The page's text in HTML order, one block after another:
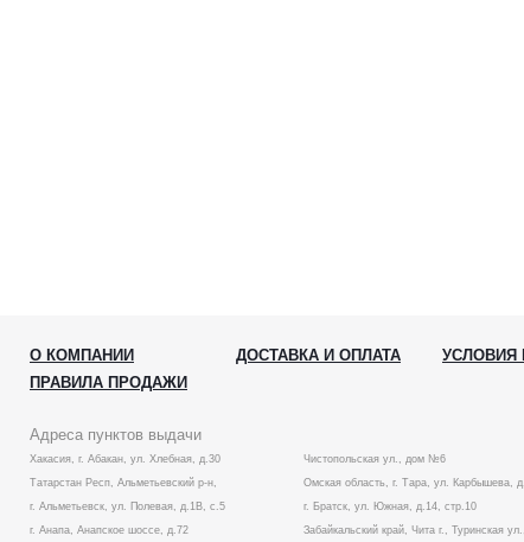
О КОМПАНИИ ДОСТАВКА И ОПЛАТА УСЛОВИЯ
ПРАВИЛА ПРОДАЖИ
Адреса пунктов выдачи
Хакасия, г. Абакан, ул. Хлебная, д.30
Татарстан Респ, Альметьевский р-н,
г. Альметьевск, ул. Полевая, д.1В, с.5
г. Анапа, Анапское шоссе, д.72
Чистопольская ул., дом №6
Омская область, г. Тара, ул. Карбышева,
г. Братск, ул. Южная, д.14, стр.10
Забайкальский край, Чита г., Туринская ул.,